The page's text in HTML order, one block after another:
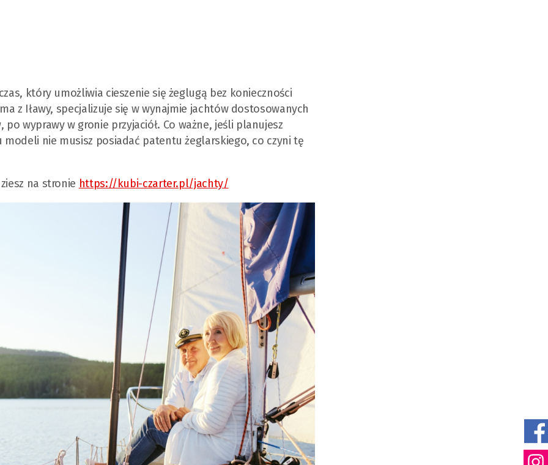
który umożliwia cieszenie się żeglugą bez konieczności
z Iławy, specjalizuje się w wynajmie jachtów dostosowanych
wyprawy w gronie przyjaciół. Co ważne, jeśli planujesz
nie musisz posiadać patentu żeglarskiego, co czyni tę
na stronie https://kubi-czarter.pl/jachty/